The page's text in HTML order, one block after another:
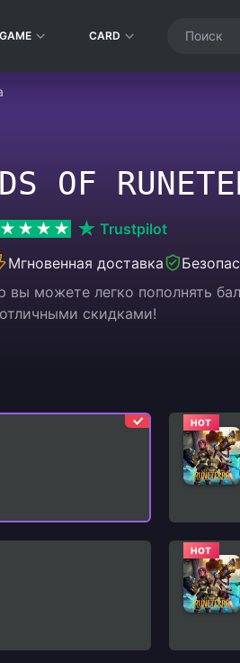
GAME CARD
OF
Trustpilot
Мгновенная доставка
вы можете легко пополнять
скидками!
HOT
HOT